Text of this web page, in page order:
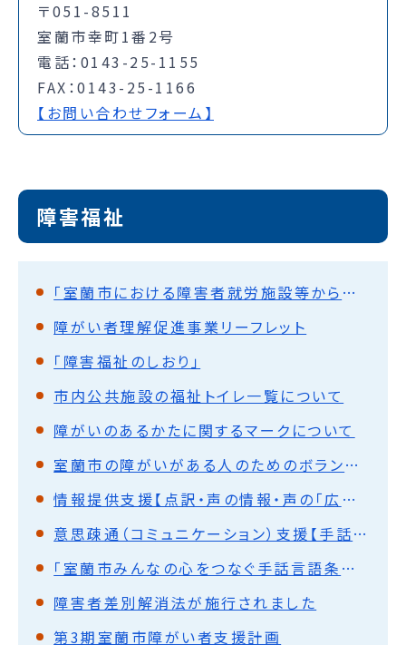
〒051-8511
室蘭市幸町1番2号
電話：0143-25-1155
FAX：0143-25-1166
【お問い合わせフォーム】
障害福祉
「室蘭市における障害者就労施設等からの物品等の調達方針」について
障がい者理解促進事業リーフレット
「障害福祉のしおり」
市内公共施設の福祉トイレ一覧について
障がいのあるかたに関するマークについて
室蘭市の障がいがある人のためのボランティア団体などの紹介
情報提供支援【点訳・声の情報・声の「広報むろらん」】について
意思疎通（コミュニケーション）支援【手話通訳・要約筆記（文字通訳）】について
「室蘭市みんなの心をつなぐ手話言語条例」が制定されました
障害者差別解消法が施行されました
第3期室蘭市障がい者支援計画